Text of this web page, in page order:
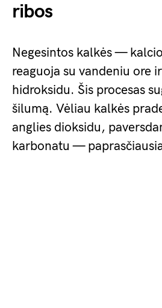
ribos
Negesintos kalkės —
reaguoja su vandeniu ore
hidroksidu. Šis procesas
šilumą. Vėliau kalkės
anglies dioksidu,
karbonatu —